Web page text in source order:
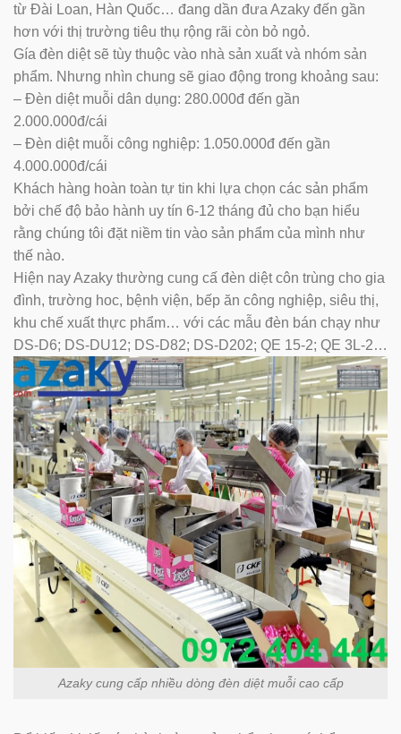
từ Đài Loan, Hàn Quốc… đang dần đưa Azaky đến gần
hơn với thị trường tiêu thụ rộng rãi còn bỏ ngỏ.
Gía đèn diệt sẽ tùy thuộc vào nhà sản xuất và nhóm sản
phẩm. Nhưng nhìn chung sẽ giao động trong khoảng sau:
– Đèn diệt muỗi dân dụng: 280.000đ đến gần
2.000.000đ/cái
– Đèn diệt muỗi công nghiệp: 1.050.000đ đến gần
4.000.000đ/cái
Khách hàng hoàn toàn tự tin khi lựa chọn các sản phẩm
bởi chế độ bảo hành uy tín 6-12 tháng đủ cho bạn hiểu
rằng chúng tôi đặt niềm tin vào sản phẩm của mình như
thế nào.
Hiện nay Azaky thường cung cấ đèn diệt côn trùng cho gia
đình, trường hoc, bệnh viện, bếp ăn công nghiệp, siêu thị,
khu chế xuất thực phẩm… với các mẫu đèn bán chạy như
DS-D6; DS-DU12; DS-D82; DS-D202; QE 15-2; QE 3L-2…
Azaky cung cấp nhiều dòng đèn diệt muỗi cao cấp